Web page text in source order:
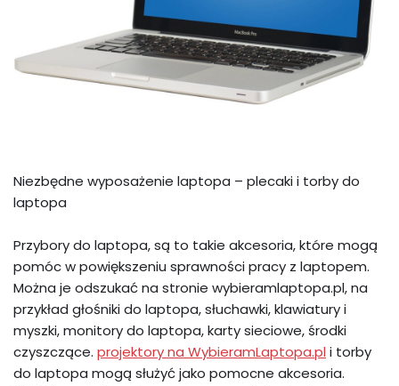
Niezbędne wyposażenie laptopa – plecaki i torby do
laptopa
Przybory do laptopa, są to takie akcesoria, które mogą
pomóc w powiększeniu sprawności pracy z laptopem.
Można je odszukać na stronie wybieramlaptopa.pl, na
przykład głośniki do laptopa, słuchawki, klawiatury i
myszki, monitory do laptopa, karty sieciowe, środki
czyszczące. projektory na WybieramLaptopa.pl i torby
do laptopa mogą służyć jako pomocne akcesoria.